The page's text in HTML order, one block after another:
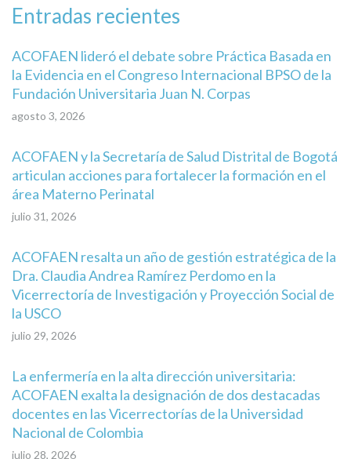
Entradas recientes
ACOFAEN lideró el debate sobre Práctica Basada en
la Evidencia en el Congreso Internacional BPSO de la
Fundación Universitaria Juan N. Corpas
agosto 3, 2026
ACOFAEN y la Secretaría de Salud Distrital de Bogotá
articulan acciones para fortalecer la formación en el
área Materno Perinatal
julio 31, 2026
ACOFAEN resalta un año de gestión estratégica de la
Dra. Claudia Andrea Ramírez Perdomo en la
Vicerrectoría de Investigación y Proyección Social de
la USCO
julio 29, 2026
La enfermería en la alta dirección universitaria:
ACOFAEN exalta la designación de dos destacadas
docentes en las Vicerrectorías de la Universidad
Nacional de Colombia
julio 28, 2026